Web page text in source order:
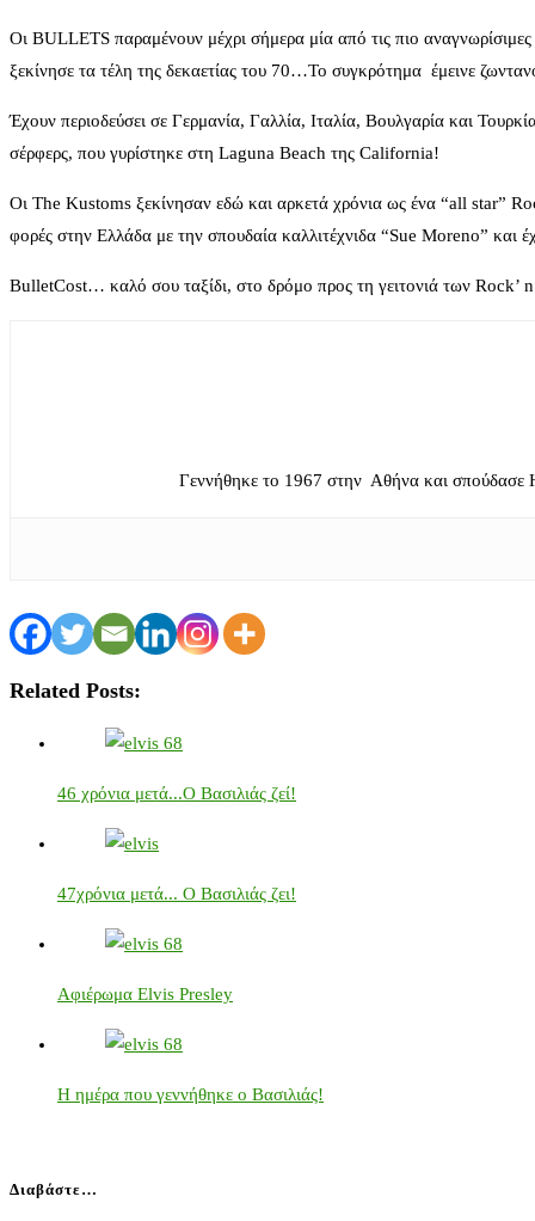
Οι BULLETS παραμένουν μέχρι σήμερα μία από τις πιο
ξεκίνησε τα τέλη της δεκαετίας του 70…Το συγκρότημα έμεινε
Έχουν περιοδεύσει σε Γερμανία, Γαλλία, Ιταλία, Βουλγαρία και
σέρφερς, που γυρίστηκε στη Laguna Beach της California!
Οι The Kustoms ξεκίνησαν εδώ και αρκετά χρόνια ως ένα “all star”
φορές στην Ελλάδα με την σπουδαία καλλιτέχνιδα “Sue Moreno” και
BulletCost… καλό σου ταξίδι, στο δρόμο προς τη γειτονιά των Rock’
Γεννήθηκε το 1967 στην Αθήνα και σπούδασε
Related Posts:
46 χρόνια μετά...Ο Βασιλιάς ζεί!
47χρόνια μετά... Ο Βασιλιάς ζει!
Αφιέρωμα Elvis Presley
Η ημέρα που γεννήθηκε ο Βασιλιάς!
Διαβάστε…